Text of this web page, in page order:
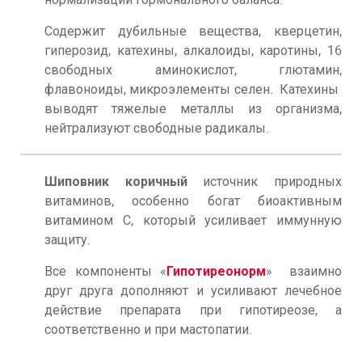
Содержит дубильные вещества, кверцетин,
гиперозид, катехины, алкалоиды, каротины, 16
свободных аминокислот, глютамин,
флавоноиды, микроэлементы селен. Катехины
выводят тяжелые металлы из организма,
нейтрализуют свободные радикалы.
Шиповник коричныйисточник природных
витаминов, особенно богат биоактивным
витамином С, который усиливает иммунную
защиту.
Все компоненты «Гипотиреонорм» взаимно
друг друга дополняют и усиливают лечебное
действие препарата при гипотиреозе, а
соответственно и при мастопатии.